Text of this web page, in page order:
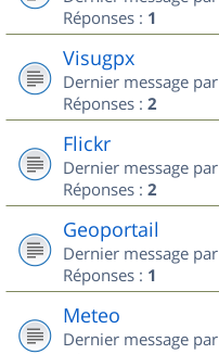
Réponses : 1
Visugpx
Dernier message par
Réponses : 2
Flickr
Dernier message par
Réponses : 2
Geoportail
Dernier message par
Réponses : 1
Meteo
Dernier message par